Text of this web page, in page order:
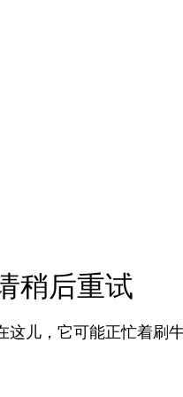
稍后重试
这儿，它可能正忙着刷